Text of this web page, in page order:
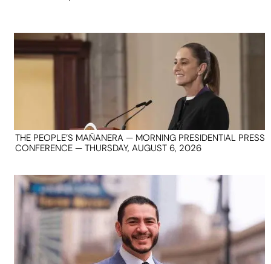
THE PEOPLE’S MAÑANERA — MORNING PRESIDENTIAL PRESS
CONFERENCE — THURSDAY, AUGUST 6, 2026